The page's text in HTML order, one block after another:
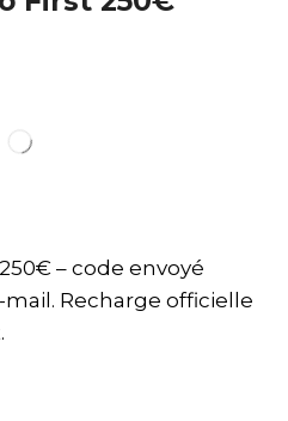
– code envoyé
Recharge officielle